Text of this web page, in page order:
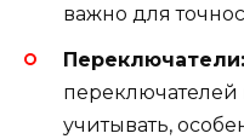
важно для
Переключатели:
переключателей
учитывать,